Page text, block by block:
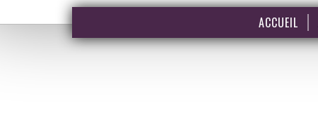
ACCUEIL